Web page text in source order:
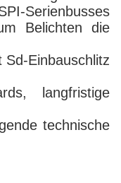
Serienbusses
Belichten die
Einbauschlitz
langfristige
technische